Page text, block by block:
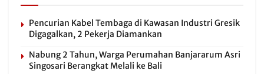
Pencurian Kabel Tembaga di Kawasan Industri Gresik
Digagalkan, 2 Pekerja Diamankan
Nabung 2 Tahun, Warga Perumahan Banjararum Asri
Singosari Berangkat Melali ke Bali